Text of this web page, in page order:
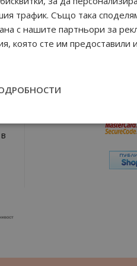
Плати
трафик. Също така
с нашите партньори за
която сте им предоставили